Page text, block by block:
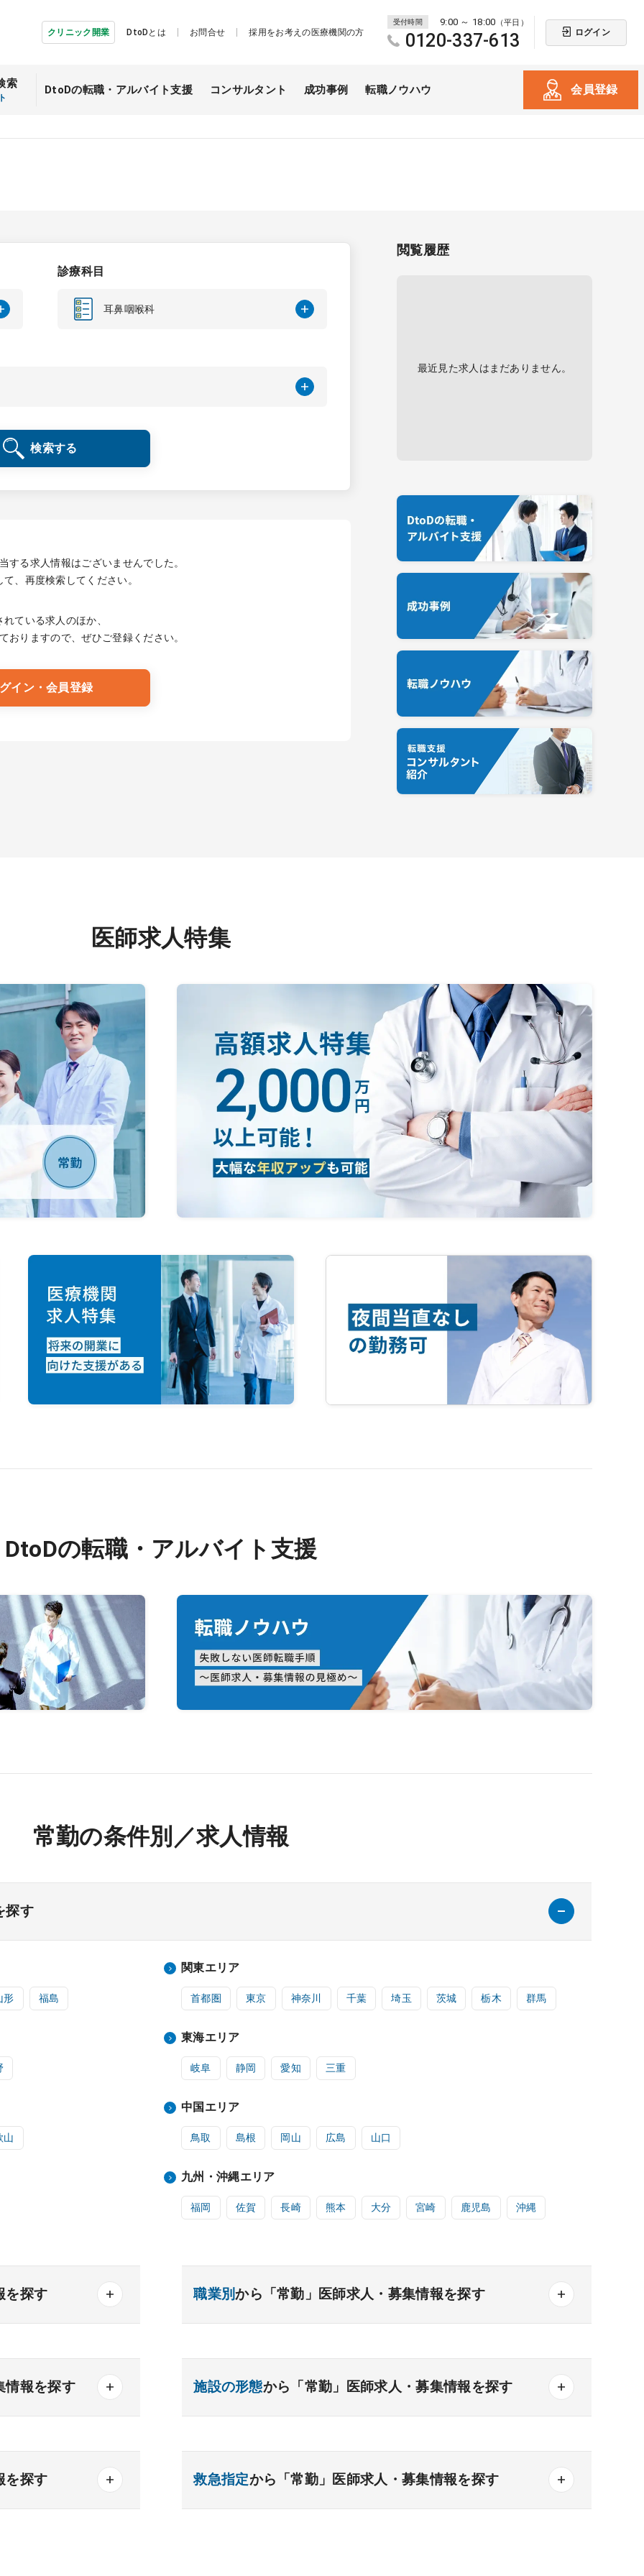
クリニック開業 DtoDとは お問合せ 採用をお考えの医療機関の方
受付時間 9:00 ～ 18:00 （平日）
0120-337-613 ログイン
索 DtoDの転職・ アルバイト支援 コンサルタント 成功事例 転職ノウハウ 会員登録
診療科目
耳鼻咽喉科
検索する
する求人情報はございませんでした。
、再度検索してください。
れている求人のほか、
おりますので、ぜひご登録ください。
イン・会員登録
閲覧履歴
最近見た求人はまだありません。
医師求人特集
DtoDの転職・アルバイト支援
常勤の条件別／求人情報
探す
形 福島
関東エリア
首都圏 東京 神奈川 千葉 埼玉 茨城 栃木 群馬
東海エリア
岐阜 静岡 愛知 三重
山
中国エリア
鳥取 島根 岡山 広島 山口
九州・沖縄エリア
福岡 佐賀 長崎 熊本 大分 宮崎 鹿児島 沖縄
を探す
内科 内分泌内科
科 老人内科
器外科
職業別から「常勤」医師求人・募集情報を探す
情報を探す 施設の形態から「常勤」医師求人・募集情報を探す
を探す 救急指定から「常勤」医師求人・募集情報を探す